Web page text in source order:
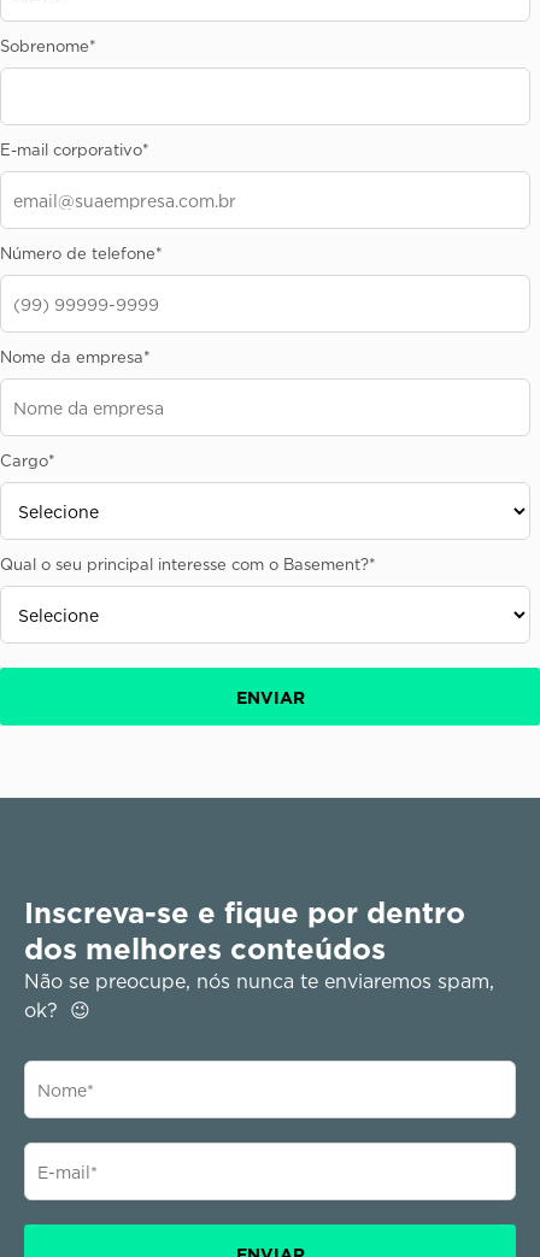
Sobrenome*
E-mail corporativo*
Número de telefone*
Nome da empresa*
Cargo*
Qual o seu principal interesse com o Basement?*
Inscreva-se e fique por dentro
dos melhores conteúdos
Não se preocupe, nós nunca te enviaremos spam,
ok? 😉